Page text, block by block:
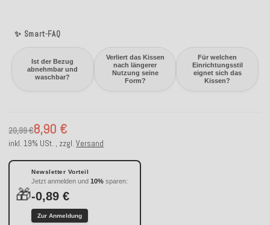
✨ Smart-FAQ
Ist der Bezug
abnehmbar und
waschbar?
Verliert das Kissen
nach längerer
Nutzung seine
Form?
Für welchen
Einrichtungsstil
eignet sich das
Kissen?
8,90 €
20,99 €
inkl. 19% USt. , zzgl. Versand
🎁
Newsletter Vorteil
Jetzt anmelden und 10% sparen:
-0,89 €
Zur Anmeldung